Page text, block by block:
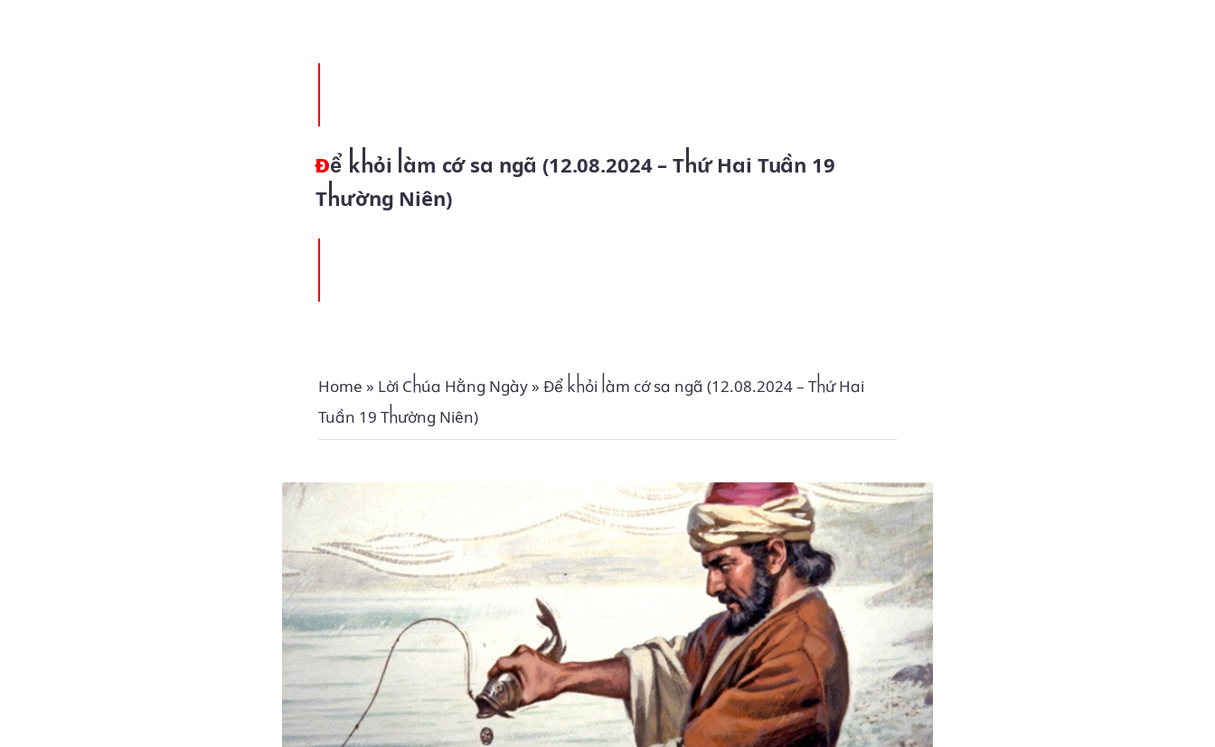
Để khỏi làm cớ sa ngã (12.08.2024 – Thứ Hai Tuần 19
Thường Niên)
Home » Lời Chúa Hằng Ngày» Để khỏi làm cớ sa ngã (12.08.2024 – Thứ Hai
Tuần 19 Thường Niên)